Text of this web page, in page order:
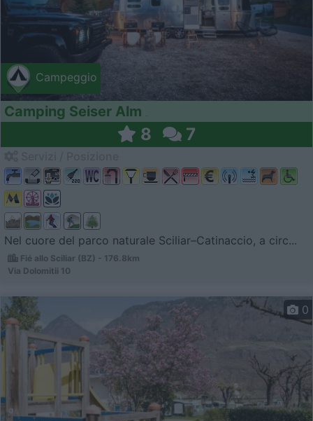
Campeggio
Camping Seiser Alm
8 7
Nel cuore del parco naturale Sciliar–Catinaccio, a circ...
Fié allo Sciliar (BZ) - 176.8km
Via Dolomitii 10
0